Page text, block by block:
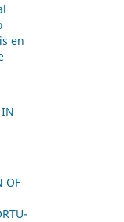
en
IN
OF